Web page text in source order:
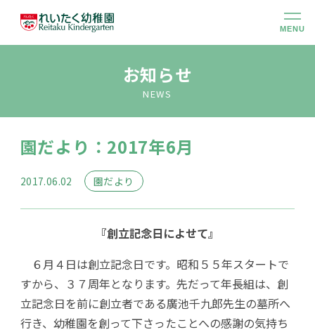
MENU
幼稚園のこと
大切にしていること
幼稚園での生活
未就園児クラス
アクセス
お知らせ
NEWS
園だより：2017年6月
2017.06.02 園だより
『創立記念日によせて』
６月４日は創立記念日です。昭和５５年スタートで
すから、３７周年となります。先だって年長組は、創
立記念日を前に創立者である廣池千九郎先生の墓所へ
行き、幼稚園を創って下さったことへの感謝の気持ち